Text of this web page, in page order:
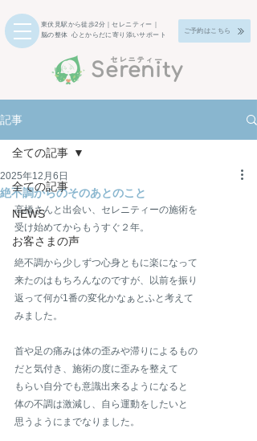
東伏見駅から徒歩2分｜セレニティー｜
脳の整体 心とからだに寄り添いサポート
Serenity
​セレニティー
ご予約はこちら
記事
全ての記事
NEWS
お客さまの声
全ての記事
絶不調からのそのあとのこと
2025年12月6日
高橋さんと出会い、セレニティーの施術を
受け始めてからもうすぐ２年。
絶不調から少しずつ心身ともに楽になって
来たのはもちろんなのですが、以前を振り
返って何が1番の変化かなぁとふと考えて
みました。
首や足の痛みは体の歪みや滞りによるもの
だと気付き、施術の度に歪みを整えて
もらい自分でも意識出来るようになると
体の不調は激減し、自ら運動をしたいと
思うようにまでなりました。